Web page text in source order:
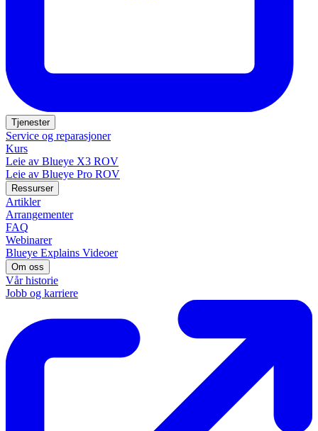
Tjenester
Service og reparasjoner
Kurs
Leie av Blueye X3 ROV
Leie av Blueye Pro ROV
Ressurser
Artikler
Arrangementer
FAQ
Webinarer
Blueye Explains Videoer
Om oss
Vår historie
Jobb og karriere